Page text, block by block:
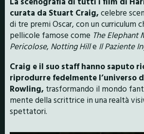
curata da Stuart Craig,celebre
di tre premi Oscar, con un curriculum
pellicole famose come The Elephant
Pericolose, Notting Hille Il Paziente
Craig e il suo staff hanno saputo
riprodurre fedelmente l’universo
Rowling, trasformando il mondo
mente della scrittrice in una realtà
spettatori.